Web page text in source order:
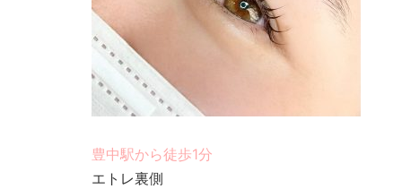
豊中駅から徒歩1分
エトレ裏側